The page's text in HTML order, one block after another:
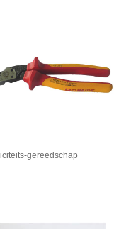
gereedschap